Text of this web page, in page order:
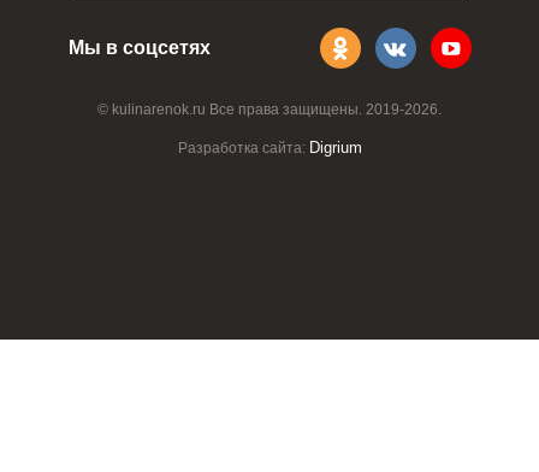
© kulinarenok.ru Все права защищены. 2019-2026.
Разработка сайта: Digrium
Мы в соцсетях